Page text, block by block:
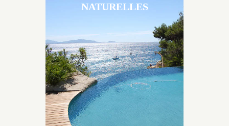
Les piscines en béton naturelles Jacques Brens sont
originales, elles s’intègrent parfaitement à leur
environnement grâce à un jeu de volume et de
matière sur-mesure conçu par notre bureau d’étude
spécialisé.
NATURELLES